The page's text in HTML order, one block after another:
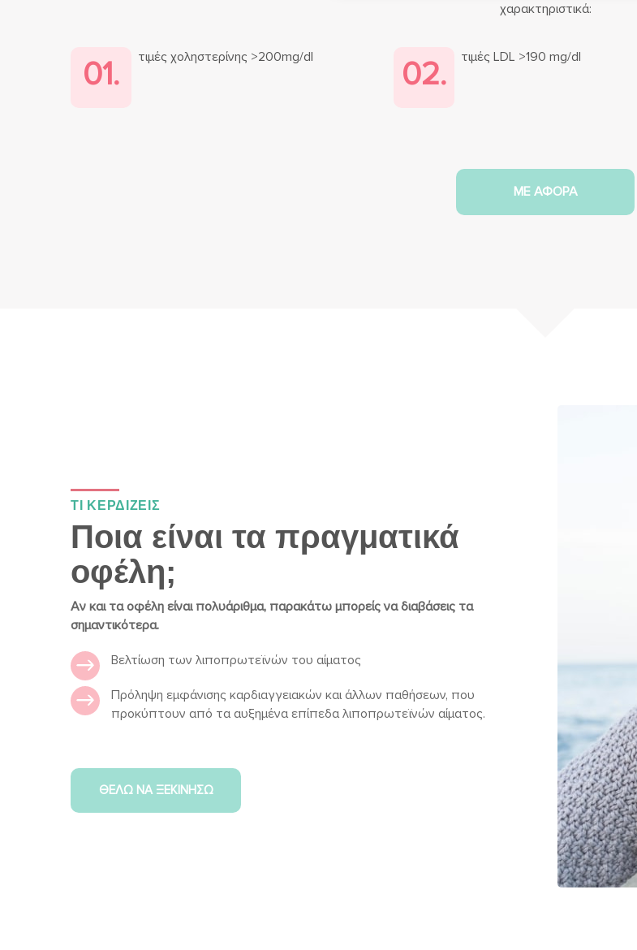
χαρακτηριστικά:
01. τιμές χοληστερίνης >200mg/dl 02. τιμές LDL >190 mg/dl
ΜΕ ΑΦΟΡΑ
ΤΙ ΚΕΡΔΙΖΕΙΣ
Ποια είναι τα πραγματικά
οφέλη;
Αν και τα οφέλη είναι πολυάριθμα, παρακάτω μπορείς να διαβάσεις τα
σημαντικότερα.
Βελτίωση των λιποπρωτεϊνών του αίματος
Πρόληψη εμφάνισης καρδιαγγειακών και άλλων παθήσεων, που
προκύπτουν από τα αυξημένα επίπεδα λιποπρωτεϊνών αίματος.
ΘΕΛΩ ΝΑ ΞΕΚΙΝΗΣΩ